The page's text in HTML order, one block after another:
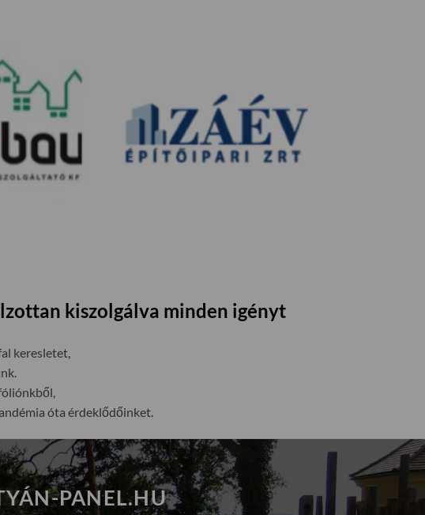
kiszolgálva minden igényt
keresletet,
óta érdeklődőinket.
PANEL.HU